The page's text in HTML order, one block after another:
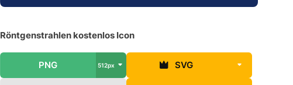
Röntgenstrahlen kostenlos Icon
PNG 512px SVG